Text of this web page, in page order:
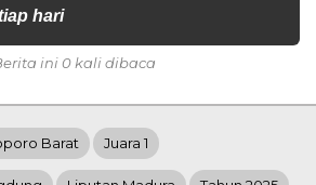
hari
ini 0 kali dibaca
Barat Juara 1